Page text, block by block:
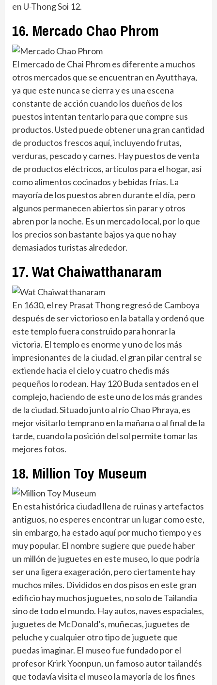
en U-Thong Soi 12.
16. Mercado Chao Phrom
El mercado de Chai Phrom es diferente a muchos
otros mercados que se encuentran en Ayutthaya,
ya que este nunca se cierra y es una escena
constante de acción cuando los dueños de los
puestos intentan tentarlo para que compre sus
productos. Usted puede obtener una gran cantidad
de productos frescos aquí, incluyendo frutas,
verduras, pescado y carnes. Hay puestos de venta
de productos eléctricos, artículos para el hogar, así
como alimentos cocinados y bebidas frías. La
mayoría de los puestos abren durante el día, pero
algunos permanecen abiertos sin parar y otros
abren por la noche. Es un mercado local, por lo que
los precios son bastante bajos ya que no hay
demasiados turistas alrededor.
17. Wat Chaiwatthanaram
En 1630, el rey Prasat Thong regresó de Camboya
después de ser victorioso en la batalla y ordenó que
este templo fuera construido para honrar la
victoria. El templo es enorme y uno de los más
impresionantes de la ciudad, el gran pilar central se
extiende hacia el cielo y cuatro chedis más
pequeños lo rodean. Hay 120 Buda sentados en el
complejo, haciendo de este uno de los más grandes
de la ciudad. Situado junto al río Chao Phraya, es
mejor visitarlo temprano en la mañana o al final de la
tarde, cuando la posición del sol permite tomar las
mejores fotos.
18. Million Toy Museum
En esta histórica ciudad llena de ruinas y artefactos
antiguos, no esperes encontrar un lugar como este,
sin embargo, ha estado aquí por mucho tiempo y es
muy popular. El nombre sugiere que puede haber
un millón de juguetes en este museo, lo que podría
ser una ligera exageración, pero ciertamente hay
muchos miles. Divididos en dos pisos en este gran
edificio hay muchos juguetes, no solo de Tailandia
sino de todo el mundo. Hay autos, naves espaciales,
juguetes de McDonald’s, muñecas, juguetes de
peluche y cualquier otro tipo de juguete que
puedas imaginar. El museo fue fundado por el
profesor Krirk Yoonpun, un famoso autor tailandés
que todavía visita el museo la mayoría de los fines